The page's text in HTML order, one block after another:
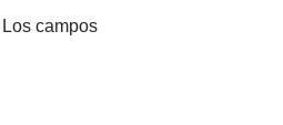
Los campos